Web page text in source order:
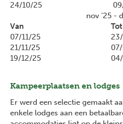
24/10/25
nov '25 -
Van
Tot
07/11/25
21/11/25
19/12/25
Kampeerplaatsen en lodges
Er werd een selectie gemaakt
enkele lodges aan een